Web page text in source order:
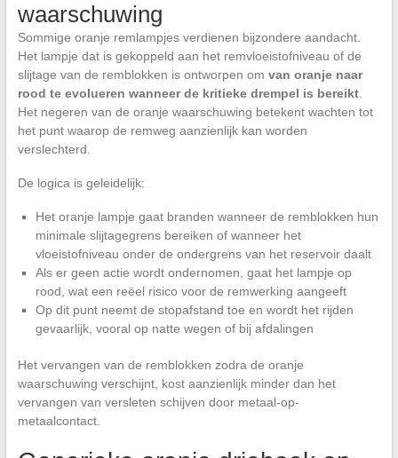
waarschuwing
Sommige oranje remlampjes verdienen bijzondere aandacht.
Het lampje dat is gekoppeld aan het remvloeistofniveau of de
slijtage van de remblokken is ontworpen om van oranje naar
rood te evolueren wanneer de kritieke drempel is bereikt.
Het negeren van de oranje waarschuwing betekent wachten tot
het punt waarop de remweg aanzienlijk kan worden
verslechterd.
De logica is geleidelijk:
Het oranje lampje gaat branden wanneer de remblokken hun
minimale slijtagegrens bereiken of wanneer het
vloeistofniveau onder de ondergrens van het reservoir daalt
Als er geen actie wordt ondernomen, gaat het lampje op
rood, wat een reëel risico voor de remwerking aangeeft
Op dit punt neemt de stopafstand toe en wordt het rijden
gevaarlijk, vooral op natte wegen of bij afdalingen
Het vervangen van de remblokken zodra de oranje
waarschuwing verschijnt, kost aanzienlijk minder dan het
vervangen van versleten schijven door metaal-op-
metaalcontact.